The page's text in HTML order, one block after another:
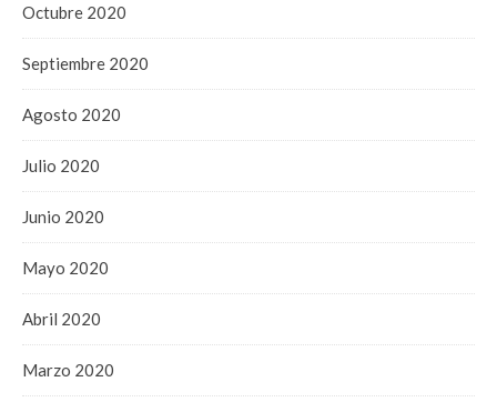
Octubre 2020
Septiembre 2020
Agosto 2020
Julio 2020
Junio 2020
Mayo 2020
Abril 2020
Marzo 2020